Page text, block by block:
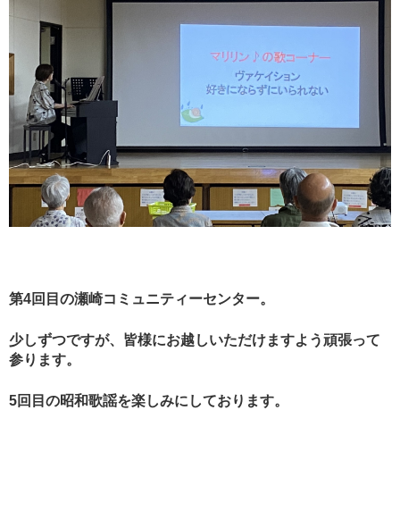
第4回目の瀬崎コミュニティーセンター。
少しずつですが、皆様にお越しいただけますよう頑張って
参ります。
5回目の昭和歌謡を楽しみにしております。